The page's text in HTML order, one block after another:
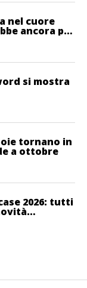
nel cuore
ancora più
si mostra
tornano in
a ottobre
2026: tutti